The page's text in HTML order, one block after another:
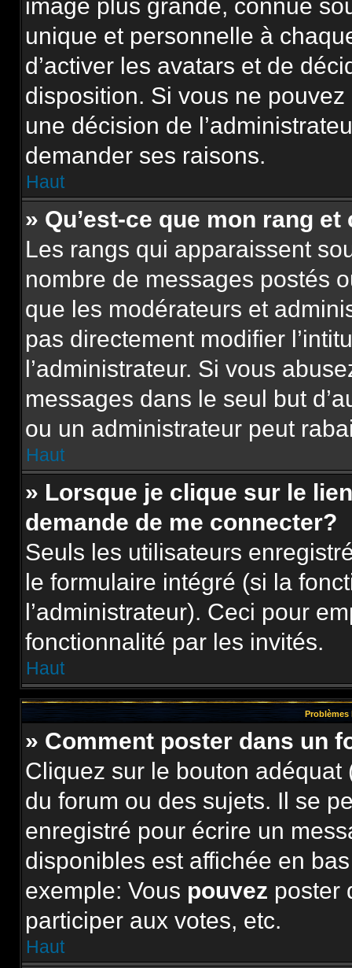
image plus grande, connue
unique et personnelle à
d’activer les avatars et de
disposition. Si vous ne pouvez
une décision de
demander ses raisons.
Haut
» Qu’est-ce que mon rang
Les rangs qui apparaissent
nombre de messages postés
que les modérateurs et
pas directement modifier
l’administrateur. Si vous
messages dans le seul but
ou un administrateur peut
Haut
» Lorsque je clique sur le
demande de me connecter?
Seuls les utilisateurs
le formulaire intégré (si la
l’administrateur). Ceci pour
fonctionnalité par les invités.
Haut
Problèmes
» Comment poster dans un
Cliquez sur le bouton
du forum ou des sujets. Il se
enregistré pour écrire un
disponibles est affichée en
exemple: Vous pouvez poster
participer aux votes, etc.
Haut